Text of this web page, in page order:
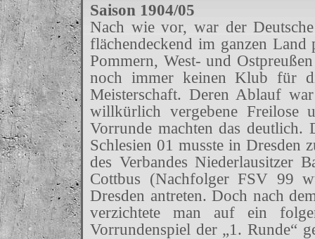
Saison 1904/05
Nach wie vor, war der
flächendeckend im ganzen Land
Pommern, West- und
noch immer keinen Klub für
Meisterschaft. Deren Ablauf
willkürlich vergebene Freilose
Vorrunde machten das deutlich.
Schlesien 01 musste in Dresden
des Verbandes Niederlausitzer
Cottbus (Nachfolger FSV 99
Dresden antreten. Doch nach
verzichtete man auf ein
Vorrundenspiel der „1. Runde“